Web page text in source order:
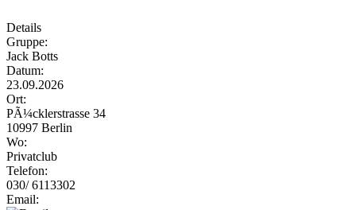
Details
Gruppe:
Jack Botts
Datum:
23.09.2026
Ort:
PÃ¼cklerstrasse 34
10997 Berlin
Wo:
Privatclub
Telefon:
030/ 6113302
Email: